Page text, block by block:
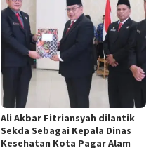
Ali Akbar Fitriansyah dilantik
Sekda Sebagai Kepala Dinas
Kesehatan Kota Pagar Alam